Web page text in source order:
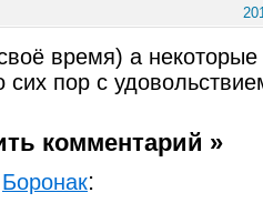
время) а некоторые
сих пор с
комментарий »
Боронак: